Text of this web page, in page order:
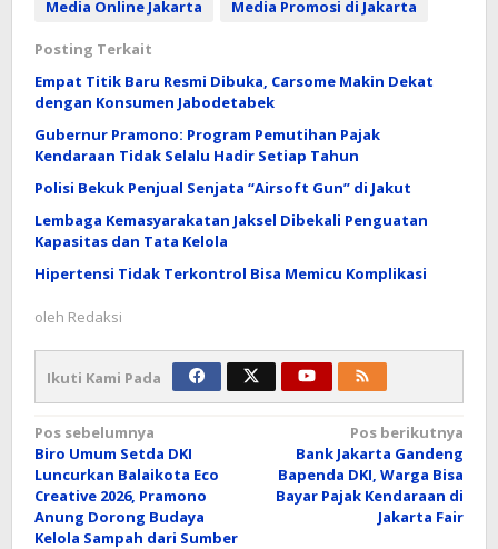
Media Online Jakarta
Media Promosi di Jakarta
Posting Terkait
Empat Titik Baru Resmi Dibuka, Carsome Makin Dekat
dengan Konsumen Jabodetabek
Gubernur Pramono: Program Pemutihan Pajak
Kendaraan Tidak Selalu Hadir Setiap Tahun
Polisi Bekuk Penjual Senjata “Airsoft Gun” di Jakut
Lembaga Kemasyarakatan Jaksel Dibekali Penguatan
Kapasitas dan Tata Kelola
Hipertensi Tidak Terkontrol Bisa Memicu Komplikasi
oleh Redaksi
Ikuti Kami Pada
Navigasi
pos
Pos sebelumnya
Biro Umum Setda DKI
Luncurkan Balaikota Eco
Creative 2026, Pramono
Anung Dorong Budaya
Kelola Sampah dari Sumber
Pos berikutnya
Bank Jakarta Gandeng
Bapenda DKI, Warga Bisa
Bayar Pajak Kendaraan di
Jakarta Fair